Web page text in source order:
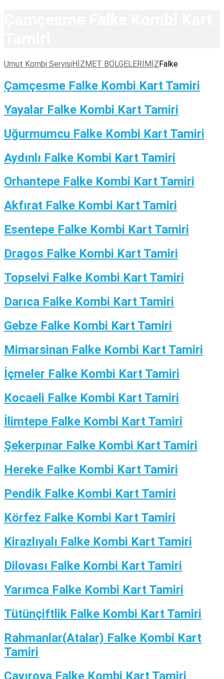
Umut Kombi ServisiHİZMET BÖLGELERİMİZFalke
Çamçesme Falke Kombi Kart Tamiri
Yayalar Falke Kombi Kart Tamiri
Uğurmumcu Falke Kombi Kart Tamiri
Aydınlı Falke Kombi Kart Tamiri
Orhantepe Falke Kombi Kart Tamiri
Akfırat Falke Kombi Kart Tamiri
Esentepe Falke Kombi Kart Tamiri
Dragos Falke Kombi Kart Tamiri
Topselvi Falke Kombi Kart Tamiri
Darıca Falke Kombi Kart Tamiri
Gebze Falke Kombi Kart Tamiri
Mimarsinan Falke Kombi Kart Tamiri
İçmeler Falke Kombi Kart Tamiri
Kocaeli Falke Kombi Kart Tamiri
İlimtepe Falke Kombi Kart Tamiri
Şekerpınar Falke Kombi Kart Tamiri
Hereke Falke Kombi Kart Tamiri
Pendik Falke Kombi Kart Tamiri
Körfez Falke Kombi Kart Tamiri
Kirazlıyalı Falke Kombi Kart Tamiri
Dilovası Falke Kombi Kart Tamiri
Yarımca Falke Kombi Kart Tamiri
Tütünçiftlik Falke Kombi Kart Tamiri
Rahmanlar(Atalar) Falke Kombi Kart
Tamiri
Çayırova Falke Kombi Kart Tamiri